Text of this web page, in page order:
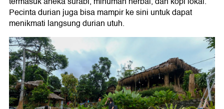
Pecinta durian juga bisa mampir ke sini untuk dapat
menikmati langsung durian utuh.